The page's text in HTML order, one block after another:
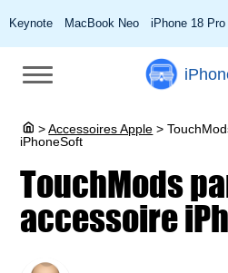
Keynote MacBook Neo iPhone 18 Pro
> Accessoires Apple >
iPhoneSoft
TouchMods
accessoire